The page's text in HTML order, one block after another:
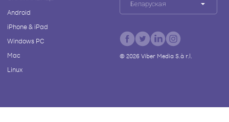
Android
iPhone & iPad
Windows PC
Mac
Linux
Беларуская
© 2026Viber Media S.à r.l.